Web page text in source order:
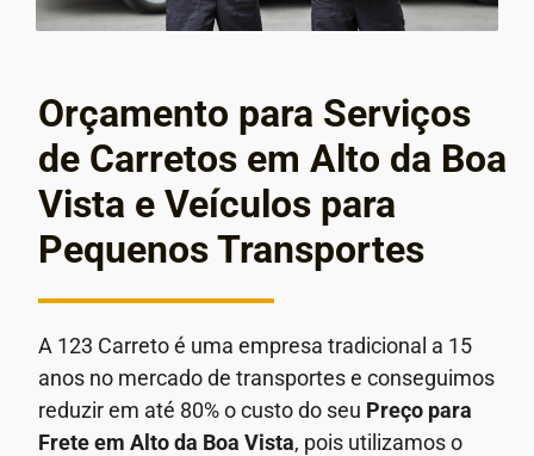
Orçamento para Serviços
de Carretos em Alto da Boa
Vista e Veículos para
Pequenos Transportes
A 123 Carreto é uma empresa tradicional a 15
anos no mercado de transportes e conseguimos
reduzir em até 80% o custo do seu Preço para
Frete em Alto da Boa Vista, pois utilizamos o